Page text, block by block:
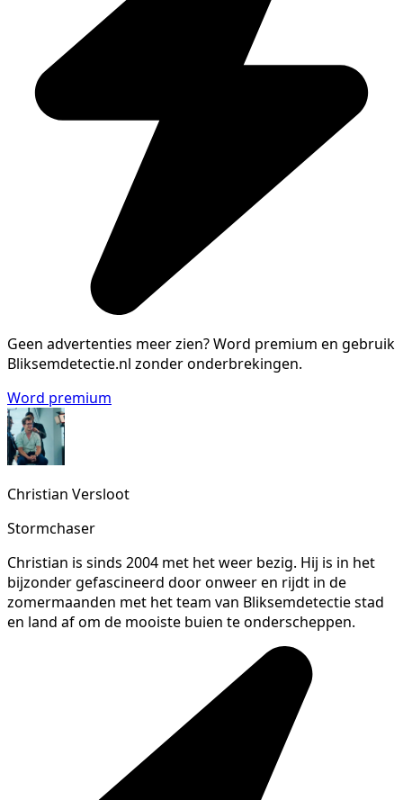
Geen advertenties meer zien?Word premium en gebruik
Bliksemdetectie.nl zonder onderbrekingen.
Word premium
Christian Versloot
Stormchaser
Christian is sinds 2004 met het weer bezig. Hij is in het
bijzonder gefascineerd door onweer en rijdt in de
zomermaanden met het team van Bliksemdetectie stad
en land af om de mooiste buien te onderscheppen.